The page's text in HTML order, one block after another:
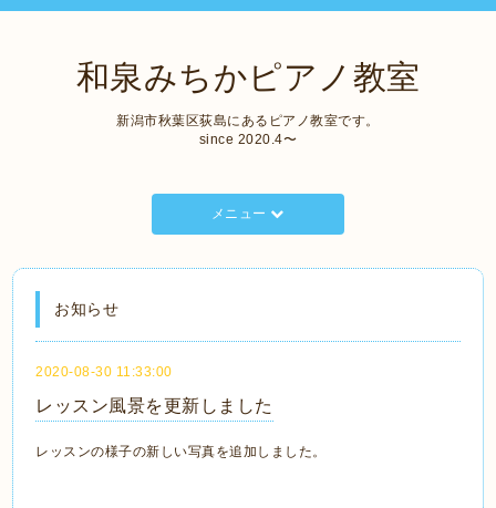
和泉みちかピアノ教室
新潟市秋葉区荻島にあるピアノ教室です。
since 2020.4〜
メニュー
お知らせ
2020-08-30 11:33:00
レッスン風景を更新しました
レッスンの様子の新しい写真を追加しました。